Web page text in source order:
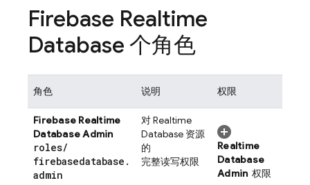
Firebase Realtime
Database 个角色
角色 说明 权限
Firebase Realtime
DatabaseAdmin
roles/
firebasedatabase .
admin
对Realtime
Database 资源
的
完整读写权限
Realtime
Database
Admin 权限